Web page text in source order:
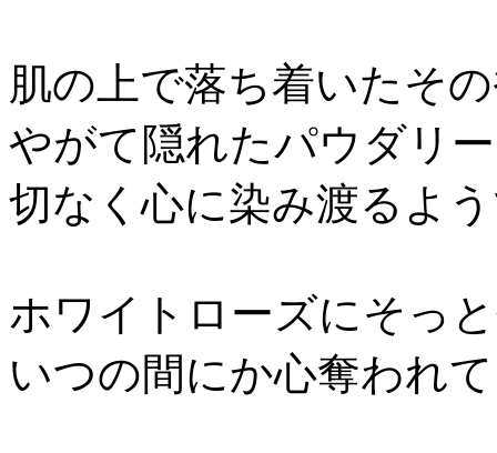
肌の上で落ち着いたそ
やがて隠れたパウダリ
切なく心に染み渡るよ
ホワイトローズにそっ
いつの間にか心奪われ